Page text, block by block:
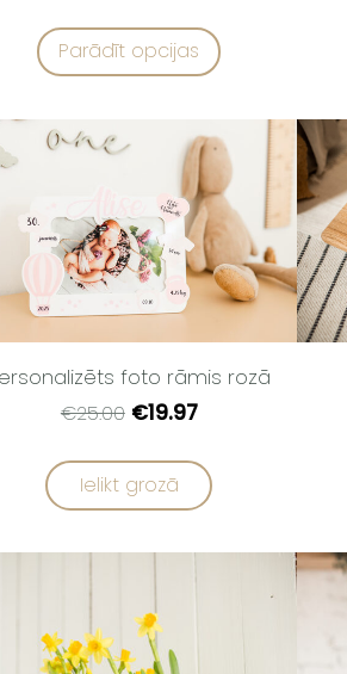
Parādīt opcijas
foto rāmis rozā
€25.00 €19.97
Ielikt grozā